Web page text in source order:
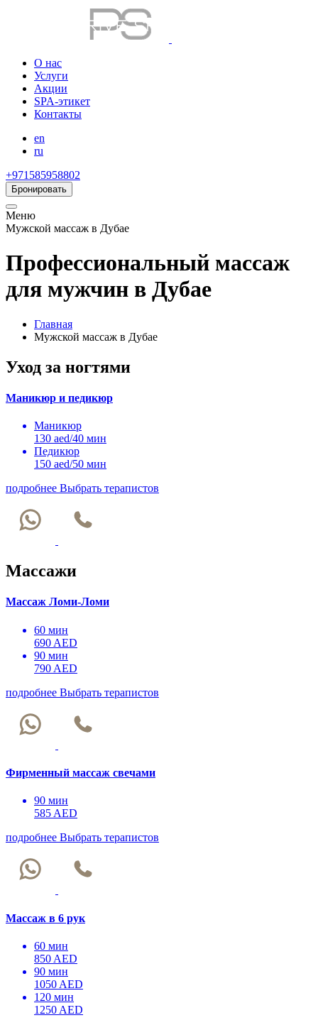
О нас
Услуги
Акции
SPA-этикет
Контакты
en
ru
+971585958802
Бронировать
Меню
Мужской массаж в Дубае
Профессиональный массаж
для мужчин в Дубае
Главная
Мужской массаж в Дубае
Уход за ногтями
Маникюр и педикюр
Маникюр
130 aed/40 мин
Педикюр
150 aed/50 мин
подробнее Выбрать терапистов
Массажи
Массаж Ломи-Ломи
60 мин
690 AED
90 мин
790 AED
подробнее Выбрать терапистов
Фирменный массаж свечами
90 мин
585 AED
подробнее Выбрать терапистов
Массаж в 6 рук
60 мин
850 AED
90 мин
1050 AED
120 мин
1250 AED